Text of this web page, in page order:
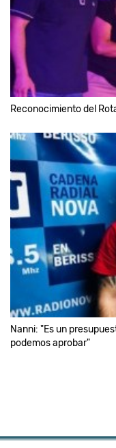
Reconocimiento del
Nanni: "Es un
podemos aprobar"